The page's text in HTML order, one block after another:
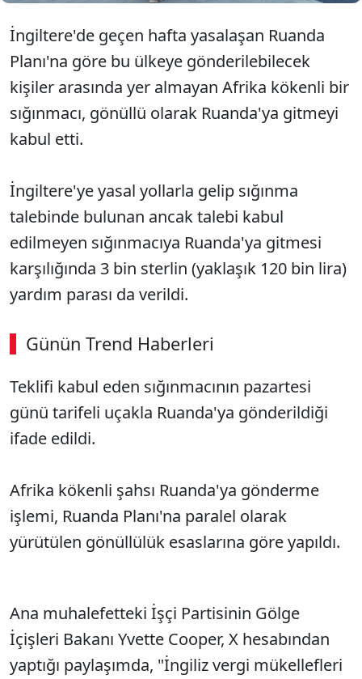
İngiltere'de geçen hafta yasalaşan Ruanda
Planı'na göre bu ülkeye gönderilebilecek
kişiler arasında yer almayan Afrika kökenli bir
sığınmacı, gönüllü olarak Ruanda'ya gitmeyi
kabul etti.
İngiltere'ye yasal yollarla gelip sığınma
talebinde bulunan ancak talebi kabul
edilmeyen sığınmacıya Ruanda'ya gitmesi
karşılığında 3 bin sterlin (yaklaşık 120 bin lira)
yardım parası da verildi.
Günün Trend Haberleri
00:02 / 09:08
Sesi Aç
Teklifi kabul eden sığınmacının pazartesi
günü tarifeli uçakla Ruanda'ya gönderildiği
ifade edildi.
Afrika kökenli şahsı Ruanda'ya gönderme
işlemi, Ruanda Planı'na paralel olarak
yürütülen gönüllülük esaslarına göre yapıldı.
Ana muhalefetteki İşçi Partisinin Gölge
İçişleri Bakanı Yvette Cooper, X hesabından
yaptığı paylaşımda, "İngiliz vergi mükellefleri